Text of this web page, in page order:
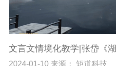
文言文情境化教学|张岱《湖
2024-01-10 来源： 矩道科技